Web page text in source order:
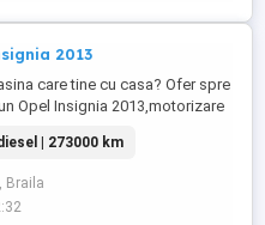
2013
care tine cu casa? Ofer spre
Opel Insignia 2013,motorizare
manuala in 6
mixt de 5%
electrice,oglinzi
| 273000 km
Braila